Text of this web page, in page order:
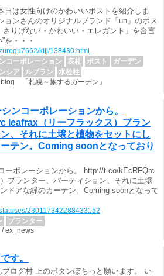
日は女性向けのかわいいポストを紹介しま
ンさんのオリジナルブランド「un」のポス
さりげない・かわいい・エレガント」を合言
を・・・
kiji/138430.html
コーポレーション 表札 ポスト
ガーデン
シア ルブラン
水栓柱
「札幌～旅するガーデン」
ンコーポレーションから。
leafrax（リーフラックス）プラン
、それに土壌と植物をセットにし
テン。Coming soonとなっており
ーポレーションから。 http://t.co/kEcRFQrc
プランター、パーティション、それに土壌
ドアな緑のカーテン。Coming soonとなって
230117342288433152
プランター
ex_news
す。
ブログ村 上のボタンぽちっと願います。 い